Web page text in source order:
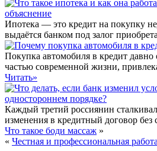
Ипотека — это кредит на покупку
выдаётся банком под залог
Покупка автомобиля в кредит давно
частью современной жизни,
Читать»
Каждый третий россиянин
изменения в кредитный договор без
Что такое боди массаж »
« Честная и профессиональная